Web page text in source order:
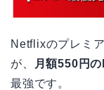
Netflixのプレミ
が、
月額550円
最強です。